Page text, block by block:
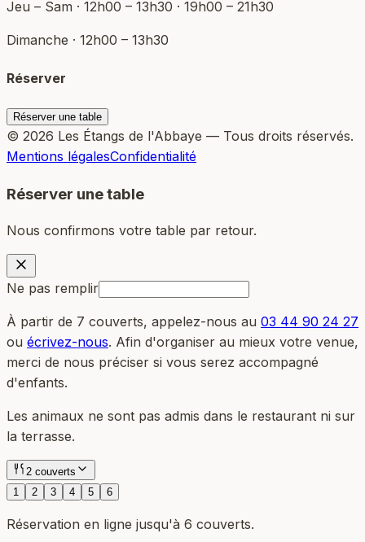
Jeu – Sam · 12h00 – 13h30 · 19h00 – 21h30
Dimanche · 12h00 – 13h30
Réserver
Réserver une table
© 2026 Les Étangs de l'Abbaye — Tous droits réservés.
Mentions légalesConfidentialité
Réserver une table
Nous confirmons votre table par retour.
Ne pas remplir
À partir de 7 couverts, appelez-nous au 03 44 90 24 27
ou écrivez-nous. Afin d'organiser au mieux votre venue,
merci de nous préciser si vous serez accompagné
d'enfants.
Les animaux ne sont pas admis dans le restaurant ni sur
la terrasse.
2 couverts
1
2 3 4 5 6
Réservation en ligne jusqu'à 6 couverts.